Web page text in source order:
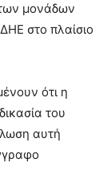
μονάδων
στο πλαίσιο
ότι η
του
αυτή